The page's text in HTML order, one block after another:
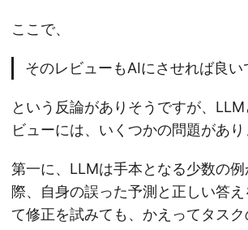
ここで、
そのレビューもAIにさせれば良い
という反論がありそうですが、
ビューには、いくつかの問題があり
第一に、LLMは手本となる少数の
際、自身の誤った予測と正しい答
て修正を試みても、かえってタスク